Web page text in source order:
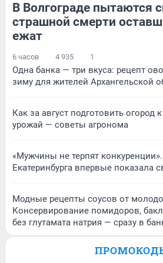
В Волгограде пытаются
страшной смерти
ежат
6 часов 4 935 1
Одна банка — три вкуса: рецепт
зиму для жителей Архангельской
Как за август подготовить огород
урожай — советы агронома
«Мужчины не терпят
Екатеринбурга впервые показала
Модные рецепты соусов от
Консервирование помидоров,
без глутамата натрия — сразу в